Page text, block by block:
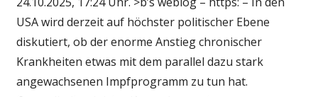
USA wird derzeit auf höchster politischer Ebene
diskutiert, ob der enorme Anstieg chronischer
Krankheiten etwas mit dem parallel dazu stark
angewachsenen Impfprogramm zu tun hat.